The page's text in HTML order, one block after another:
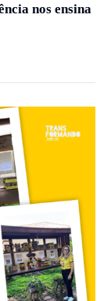
nos ensina